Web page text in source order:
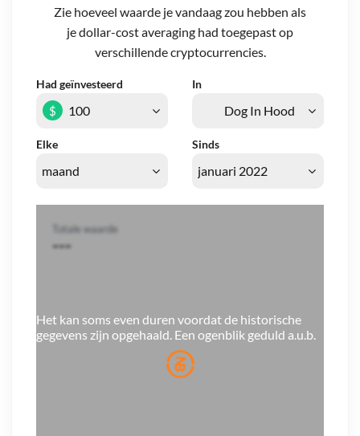
Zie hoeveel waarde je vandaag zou hebben als
je dollar-cost averaging had toegepast op
verschillende cryptocurrencies.
Had geïnvesteerd In
Elke Sinds
$
Totale waarde
---
Het kan soms even duren voordat de historische
gegevens zijn opgehaald. Een ogenblik geduld a.u.b.